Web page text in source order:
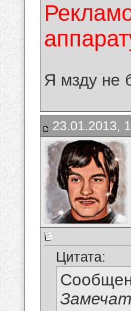
Я мзду не
23.01.2013,
Цитата: